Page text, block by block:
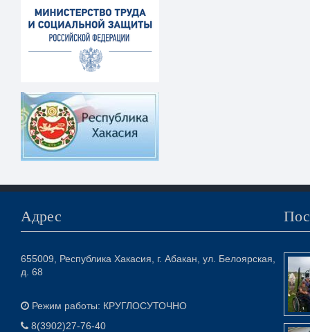
Адрес
655009, Республика Хакасия, г. Абакан, ул. Белоярская,
д. 68
Режим работы: КРУГЛОСУТОЧНО
8(3902)27-76-40